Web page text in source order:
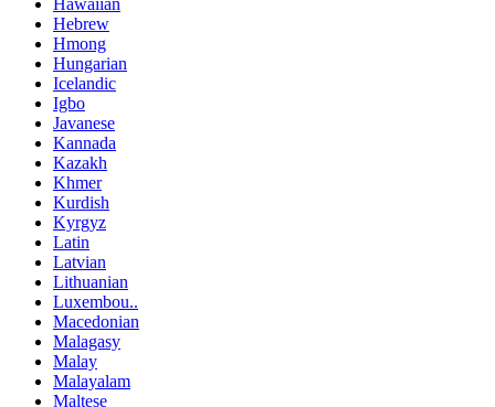
Hawaiian
Hebrew
Hmong
Hungarian
Icelandic
Igbo
Javanese
Kannada
Kazakh
Khmer
Kurdish
Kyrgyz
Latin
Latvian
Lithuanian
Luxembou..
Macedonian
Malagasy
Malay
Malayalam
Maltese